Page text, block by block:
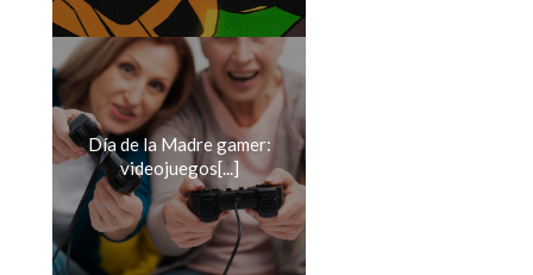
Día de la Madre gamer:
videojuegos[...]